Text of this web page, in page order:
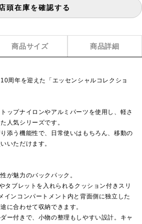
店頭在庫を確認する
商品サイズ 商品詳細
周年を迎えた「エッセンシャルコレクショ
ップナイロンやアルミパーツを使用し、軽さ
人気シリーズです。
添う機能性で、日常使いはもちろん、移動の
いただけます。
が魅力のバックパック。
タブレットを入れられるクッション付きスリ
インコンパートメント内と背面側に独立した
に合わせて収納できます。
ー付きで、小物の整理もしやすい設計。キャ